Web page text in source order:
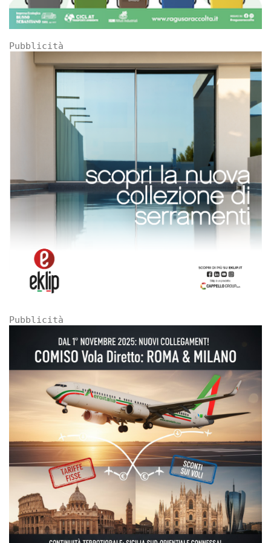
Pubblicità
Pubblicità